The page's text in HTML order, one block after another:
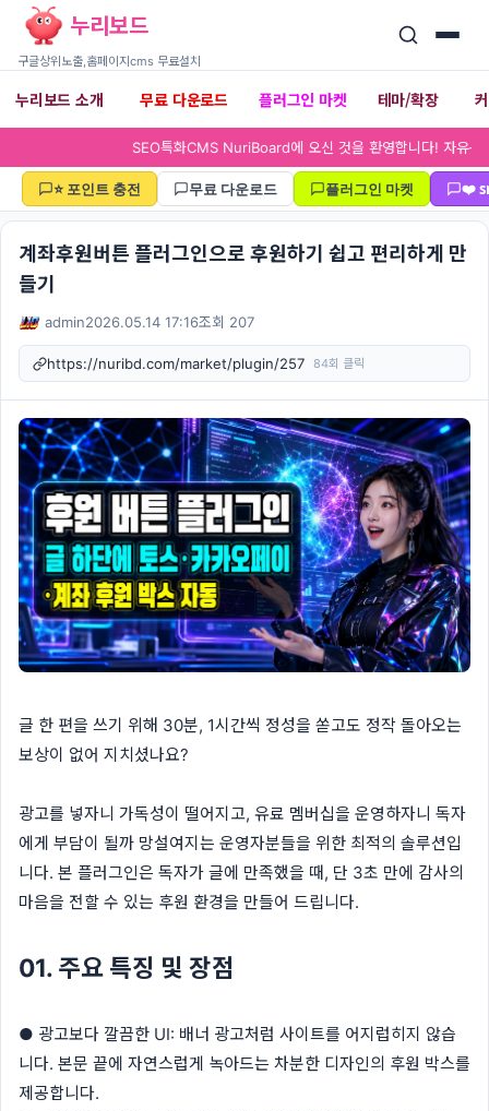
누리보드
구글상위노출,홈페이지cms 무료설치
누리보드 소개 무료 다운로드 플러그인 마켓 테마/확장
SEO특화CMS NuriBoard에 오
⭐ 포인트 충전 무료 다운로드 플러그인 마켓 ❤️
계좌후원버튼 플러그인으로 후원하기 쉽고 편리하게 만
들기
admin2026.05.14 17:16조회 207
https://nuribd.com/market/plugin/257 84회 클릭
글 한 편을 쓰기 위해 30분, 1시간씩 정성을 쏟고도 정작 돌아오는
보상이 없어 지치셨나요?
광고를 넣자니 가독성이 떨어지고, 유료 멤버십을 운영하자니 독자
에게 부담이 될까 망설여지는 운영자분들을 위한 최적의 솔루션입
니다. 본 플러그인은 독자가 글에 만족했을 때, 단 3초 만에 감사의
마음을 전할 수 있는 후원 환경을 만들어 드립니다.
01. 주요 특징 및 장점
● 광고보다 깔끔한 UI: 배너 광고처럼 사이트를 어지럽히지 않습
니다. 본문 끝에 자연스럽게 녹아드는 차분한 디자인의 후원 박스를
제공합니다.